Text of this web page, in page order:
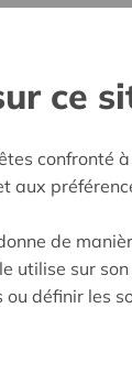
ce
confronté
aux
de
utilise sur
définir les